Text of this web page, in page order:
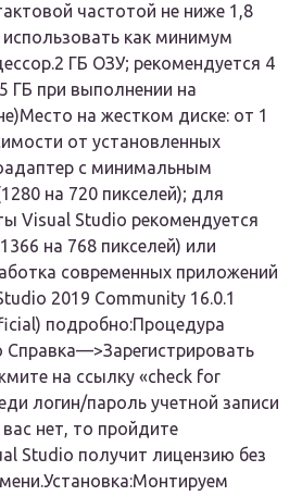
частотой не ниже 1,8
использовать как минимум
ГБ ОЗУ; рекомендуется 4
ГБ при выполнении на
на жестком диске: от 1
от установленных
с минимальным
на 720 пикселей); для
Visual Studio рекомендуется
на 768 пикселей) или
современных приложений
2019 Community 16.0.1
подробно:Процедура
на ссылку «check for
логин/пароль учетной записи
нет, то пройдите
Studio получит лицензию без
Установка:Монтируем